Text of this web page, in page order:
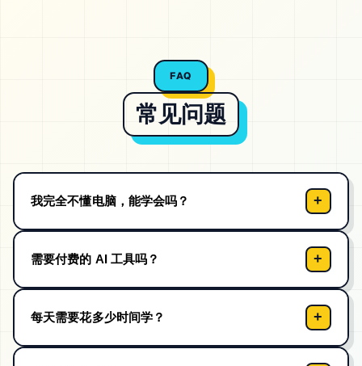
FAQ
常见问题
我完全不懂电脑，能学会吗？ +
需要付费的 AI 工具吗？ +
每天需要花多少时间学？ +